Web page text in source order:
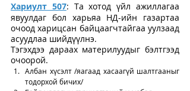
Хариулт 507: Та хотод үйл ажиллагаа
явуулдаг бол харьяа НД-ийн газартаа
очоод харицсан байцаагчтайгаа уулзаад
асуудлаа шийдүүлнэ.
Тэгэхдээ дараах материлуудыг бэлтгээд
очоорой.
Албан хүсэлт /яагаад хасаагүй шалтгааныг
тодорхой бичих/